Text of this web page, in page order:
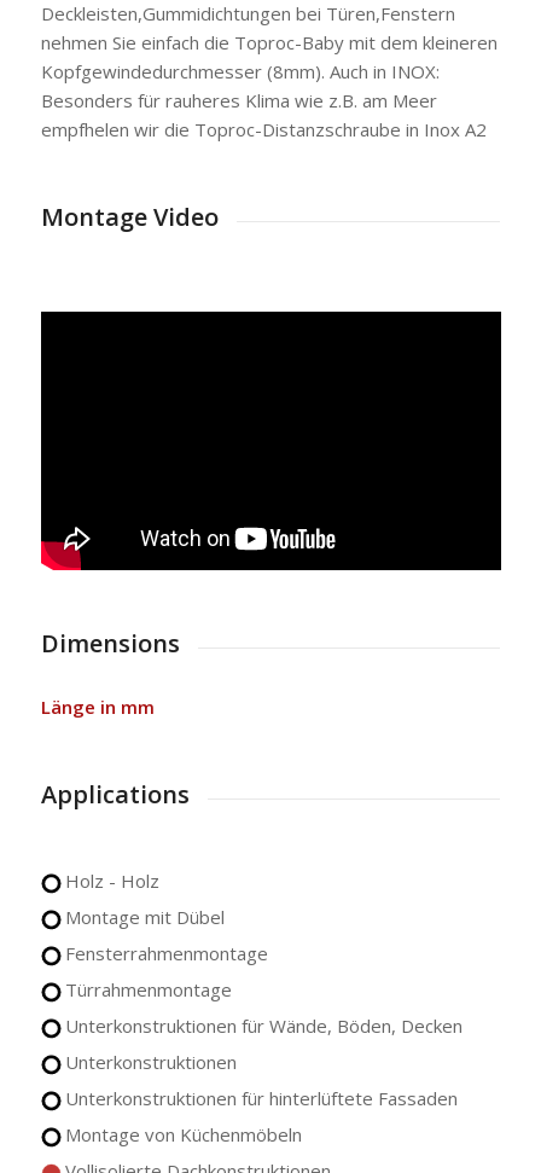
Deckleisten,Gummidichtungen bei Türen,Fenstern
nehmen Sie einfach die Toproc-Baby mit dem kleineren
Kopfgewindedurchmesser (8mm). Auch in INOX:
Besonders für rauheres Klima wie z.B. am Meer
empfhelen wir die Toproc-Distanzschraube in Inox A2
Montage Video
Dimensions
Länge in mm
Applications
Holz - Holz
Montage mit Dübel
Fensterrahmenmontage
Türrahmenmontage
Unterkonstruktionen für Wände, Böden, Decken
Unterkonstruktionen
Unterkonstruktionen für hinterlüftete Fassaden
Montage von Küchenmöbeln